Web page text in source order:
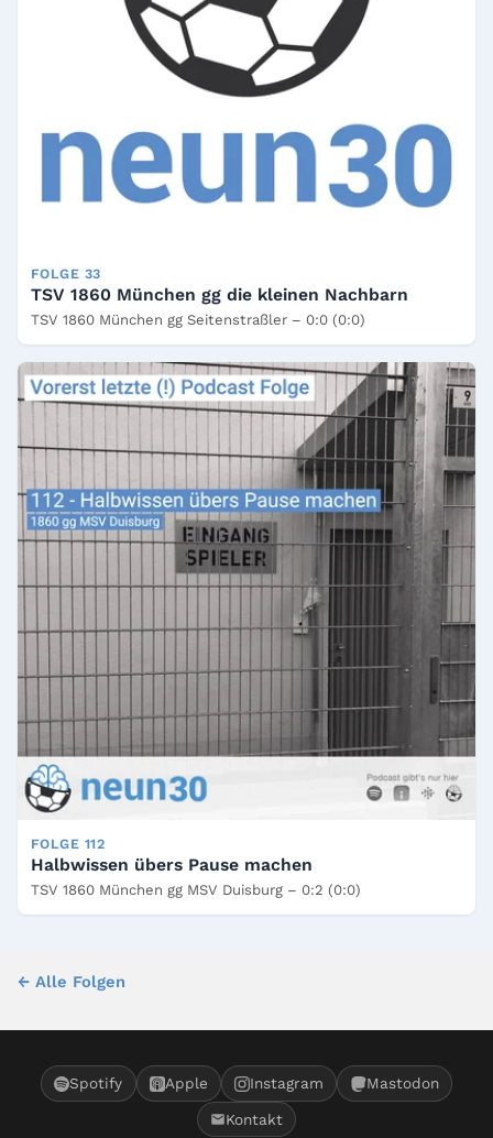
FOLGE 33
TSV 1860 München gg die kleinen Nachbarn
TSV 1860 München gg Seitenstraßler – 0:0 (0:0)
FOLGE 112
Halbwissen übers Pause machen
TSV 1860 München gg MSV Duisburg – 0:2 (0:0)
← Alle Folgen
Spotify Apple Instagram Mastodon
Kontakt